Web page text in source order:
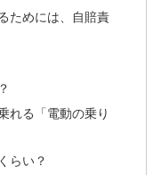
ためには、自賠責
れる「電動の乗り
らい？